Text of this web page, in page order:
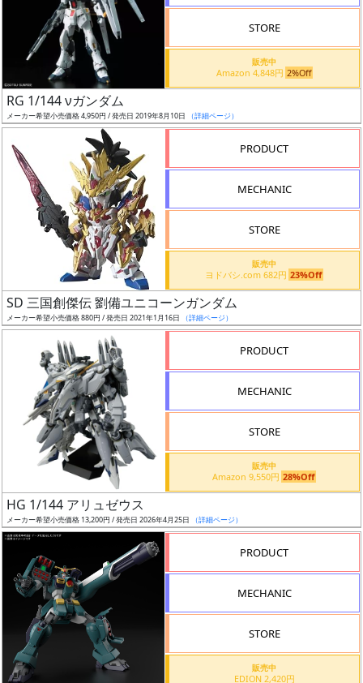
リ
ー
ズ・
況
売
抽
選
中
在
近
STORE
販売中
Amazon 4,848円 2%Off
RG 1/144 νガンダム
メーカー希望小売価格 4,950円 / 発売日 2019年8月10日 （詳細ページ）
PRODUCT
MECHANIC
STORE
販売中
ヨドバシ.com 682円 23%Off
SD 三国創傑伝 劉備ユニコーンガンダム
メーカー希望小売価格 880円 / 発売日 2021年1月16日 （詳細ページ）
PRODUCT
MECHANIC
STORE
販売中
Amazon 9,550円 28%Off
HG 1/144 アリュゼウス
メーカー希望小売価格 13,200円 / 発売日 2026年4月25日 （詳細ページ）
PRODUCT
MECHANIC
STORE
販売中
EDION 2,420円